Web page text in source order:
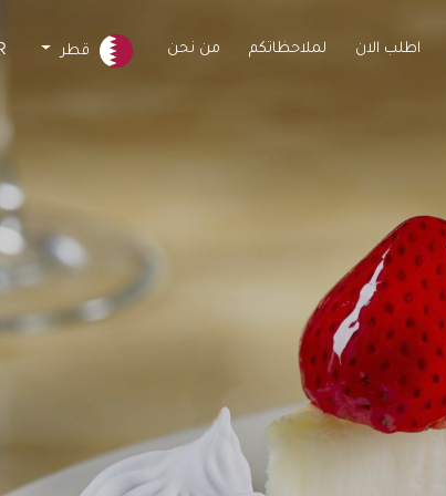
اطلب الان لملاحظاتكم من نحن قطر